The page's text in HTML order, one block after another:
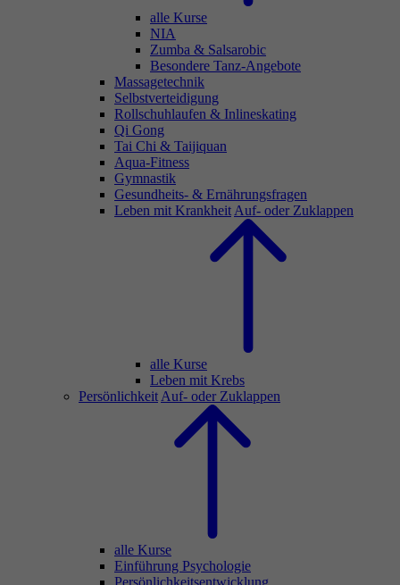
alle Kurse
NIA
Zumba & Salsarobic
Besondere Tanz-Angebote
Massagetechnik
Selbstverteidigung
Rollschuhlaufen & Inlineskating
Qi Gong
Tai Chi & Taijiquan
Aqua-Fitness
Gymnastik
Gesundheits- & Ernährungsfragen
Leben mit Krankheit Auf- oder Zuklappen
alle Kurse
Leben mit Krebs
Persönlichkeit Auf- oder Zuklappen
alle Kurse
Einführung Psychologie
Persönlichkeitsentwicklung